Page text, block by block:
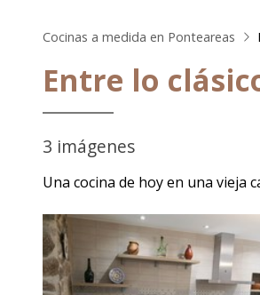
Cocinas a medida en Ponteareas
Entre lo
3 imágenes
Una cocina de hoy en una vieja